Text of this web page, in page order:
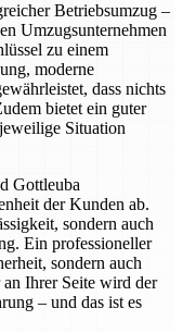
Betriebsumzug –
Umzugsunternehmen
zu einem
moderne
dass nichts
bietet ein guter
Situation
Gottleuba
der Kunden ab.
sondern auch
Ein professioneller
sondern auch
Ihrer Seite wird der
– und das ist es